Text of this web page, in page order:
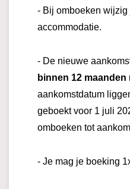
- Bij omboeken wijzig
accommodatie.
- De nieuwe
binnen 12 maanden
aankomstdatum
geboekt voor 1 juli
omboeken tot
- Je mag je boeking